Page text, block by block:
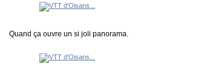
Quand ça ouvre un si joli panorama.